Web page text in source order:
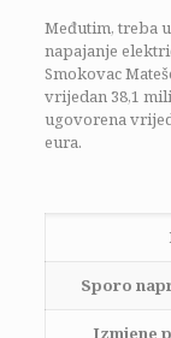
Međutim, treba
napajanje
Smokovac
vrijedan 38,1
ugovorena
eura.
Sporo
Izmjene